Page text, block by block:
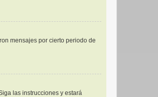
mensajes por cierto periodo de
las instrucciones y estará